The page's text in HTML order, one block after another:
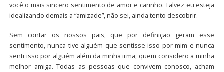
você o mais sincero sentimento de amor e carinho. Talvez eu esteja
idealizando demais a “amizade”, não sei, ainda tento descobrir.
Sem contar os nossos pais, que por definição geram esse
sentimento, nunca tive alguém que sentisse isso por mim e nunca
senti isso por alguém além da minha irmã, quem considero a minha
melhor amiga. Todas as pessoas que convivem conosco, acham